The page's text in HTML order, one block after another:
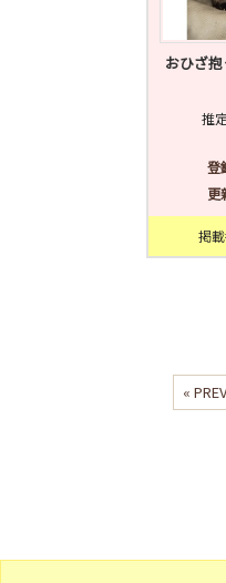
おひざ
推
登
更
掲
« PREV